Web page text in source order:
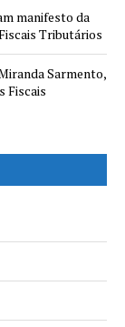
manifesto da
Tributários
Sarmento,
Fiscais